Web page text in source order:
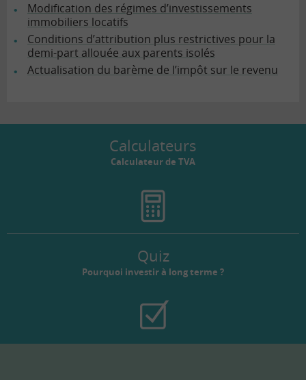
Modification des régimes d’investissements
immobiliers locatifs
Conditions d’attribution plus restrictives pour la
demi-part allouée aux parents isolés
Actualisation du barème de l’impôt sur le revenu
Calculateurs
Calculateur de TVA
Quiz
Pourquoi investir à long terme ?